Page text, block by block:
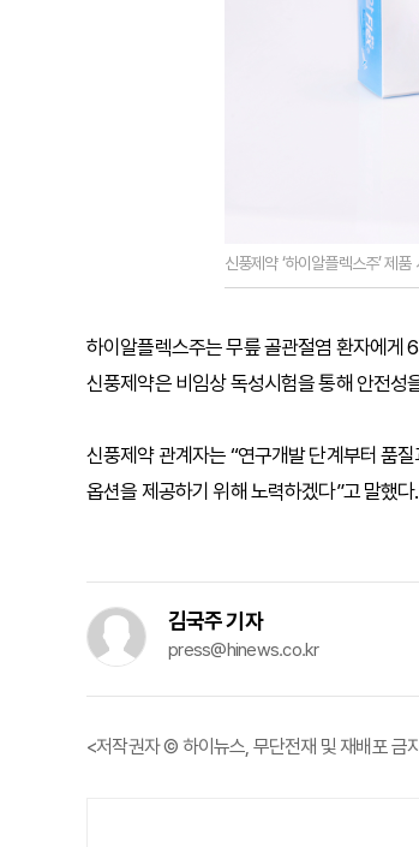
신풍제약 ‘하이알플렉스주’ 제
하이알플렉스주는 무릎 골관절염 환자에게
신풍제약은 비임상 독성시험을 통해 안전성
신풍제약 관계자는 “연구개발 단계부터 품
옵션을 제공하기 위해 노력하겠다”고 말했다.
김국주 기자
press@hinews.co.kr
<저작권자 © 하이뉴스, 무단전재 및 재배포 금